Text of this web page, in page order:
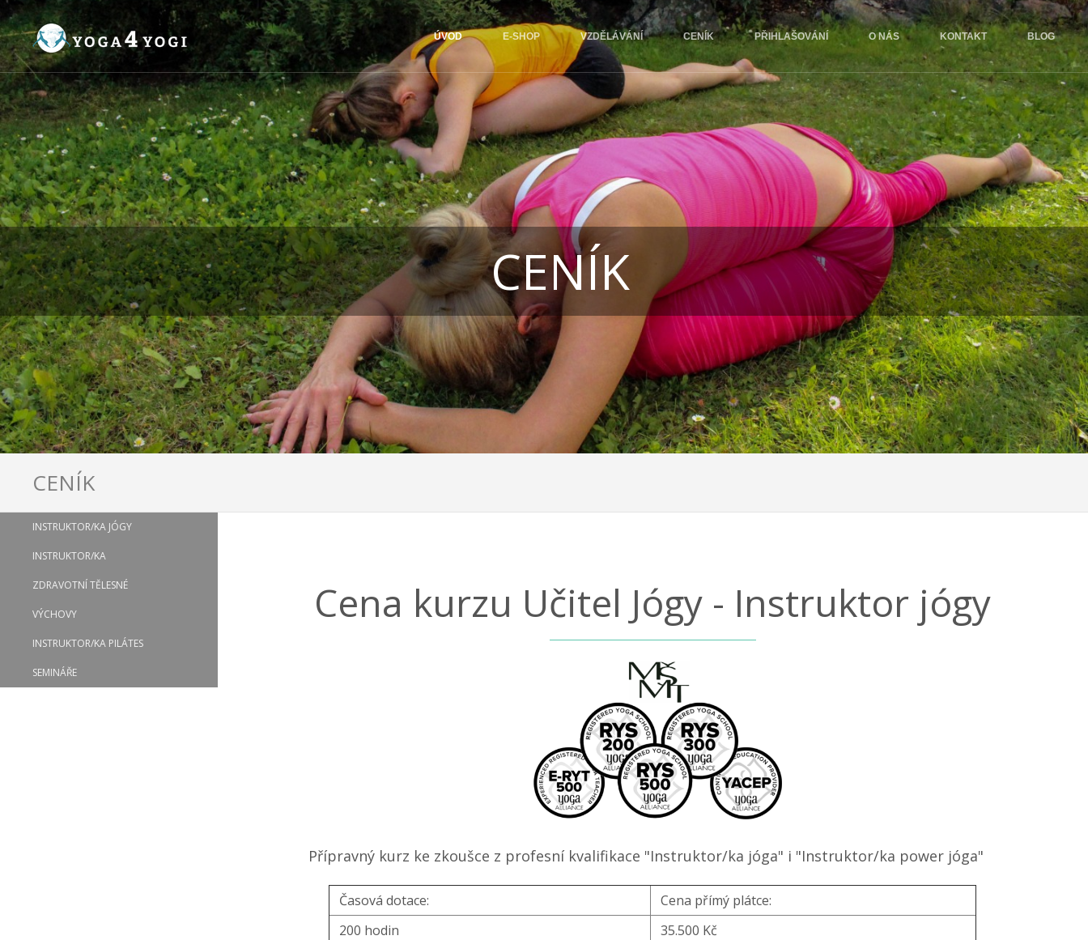
ÚVOD E-SHOP VZDĚLÁVÁNÍ CENÍK PŘIHLAŠOVÁNÍ O NÁS KONTAKT BLOG
CENÍK
CENÍK
INSTRUKTOR/KA JÓGY
INSTRUKTOR/KA
ZDRAVOTNÍ TĚLESNÉ
VÝCHOVY
INSTRUKTOR/KA PILÁTES
SEMINÁŘE
Cena kurzu Učitel Jógy - Instruktor jógy
Přípravný kurz ke zkoušce z profesní kvalifikace "Instruktor/ka jóga" i "Instruktor/ka power jóga"
Časová dotace:
Cena přímý plátce:
200 hodin
35.500 Kč